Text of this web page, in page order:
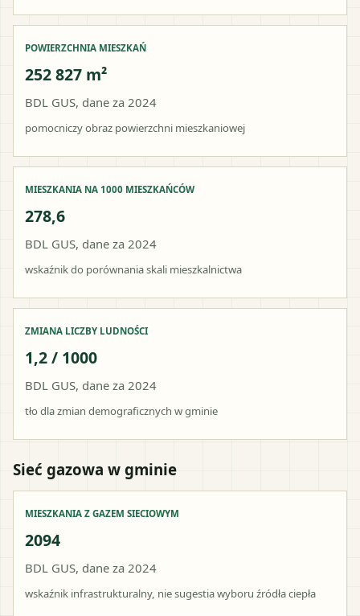
POWIERZCHNIA MIESZKAŃ
252 827 m²
BDL GUS, dane za 2024
pomocniczy obraz powierzchni mieszkaniowej
MIESZKANIA NA 1000 MIESZKAŃCÓW
278,6
BDL GUS, dane za 2024
wskaźnik do porównania skali mieszkalnictwa
ZMIANA LICZBY LUDNOŚCI
1,2 / 1000
BDL GUS, dane za 2024
tło dla zmian demograficznych w gminie
Sieć gazowa w gminie
MIESZKANIA Z GAZEM SIECIOWYM
2094
BDL GUS, dane za 2024
wskaźnik infrastrukturalny, nie sugestia wyboru źródła ciepła